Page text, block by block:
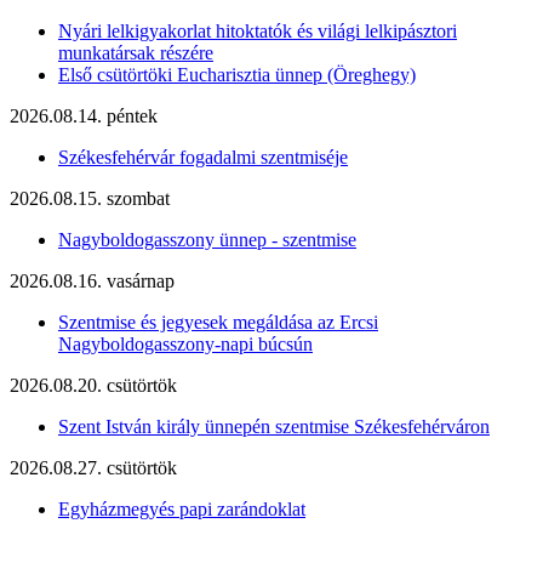
Nyári lelkigyakorlat hitoktatók és világi lelkipásztori
munkatársak részére
Első csütörtöki Eucharisztia ünnep (Öreghegy)
2026.08.14. péntek
Székesfehérvár fogadalmi szentmiséje
2026.08.15. szombat
Nagyboldogasszony ünnep - szentmise
2026.08.16. vasárnap
Szentmise és jegyesek megáldása az Ercsi
Nagyboldogasszony-napi búcsún
2026.08.20. csütörtök
Szent István király ünnepén szentmise Székesfehérváron
2026.08.27. csütörtök
Egyházmegyés papi zarándoklat